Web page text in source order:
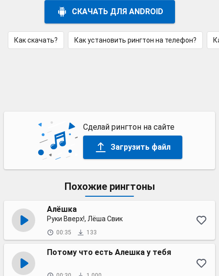
СКАЧАТЬ ДЛЯ ANDROID
Как скачать? Как установить рингтон на телефон?
Сделай рингтон на сайте
Загрузить файл
Похожие рингтоны
Алёшка
Руки Вверх!, Лёша Свик
00:35 133
Потому что есть Алешка у тебя